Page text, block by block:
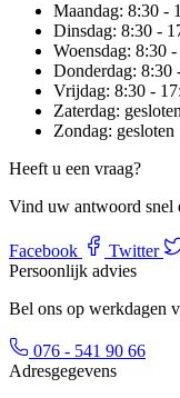
Maandag: 8:30 -
Dinsdag: 8:30 -
Woensdag: 8:30
Donderdag: 8:30
Vrijdag: 8:30 -
Zaterdag: gesloten
Zondag: gesloten
Heeft u een vraag?
Vind uw antwoord snel
Facebook Twitter
Persoonlijk advies
Bel ons op werkdagen
076 - 541 90 66
Adresgegevens